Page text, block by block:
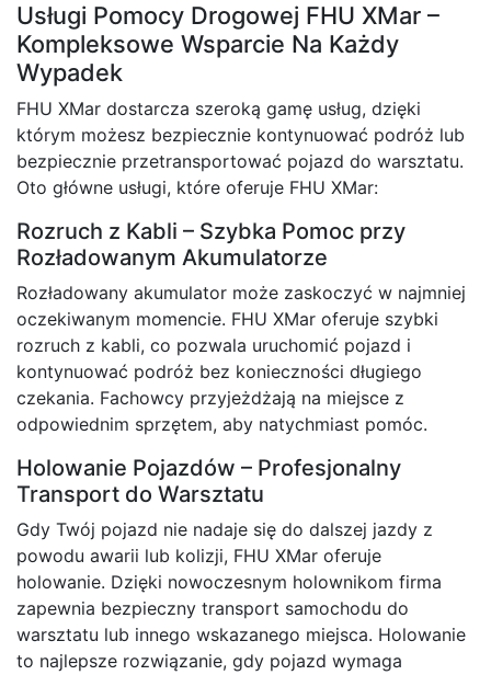
Usługi Pomocy Drogowej FHU XMar –
Kompleksowe Wsparcie Na Każdy
Wypadek
FHU XMar dostarcza szeroką gamę usług, dzięki
którym możesz bezpiecznie kontynuować podróż lub
bezpiecznie przetransportować pojazd do warsztatu.
Oto główne usługi, które oferuje FHU XMar:
Rozruch z Kabli – Szybka Pomoc przy
Rozładowanym Akumulatorze
Rozładowany akumulator może zaskoczyć w najmniej
oczekiwanym momencie. FHU XMar oferuje szybki
rozruch z kabli, co pozwala uruchomić pojazd i
kontynuować podróż bez konieczności długiego
czekania. Fachowcy przyjeżdżają na miejsce z
odpowiednim sprzętem, aby natychmiast pomóc.
Holowanie Pojazdów – Profesjonalny
Transport do Warsztatu
Gdy Twój pojazd nie nadaje się do dalszej jazdy z
powodu awarii lub kolizji, FHU XMar oferuje
holowanie. Dzięki nowoczesnym holownikom firma
zapewnia bezpieczny transport samochodu do
warsztatu lub innego wskazanego miejsca. Holowanie
to najlepsze rozwiązanie, gdy pojazd wymaga